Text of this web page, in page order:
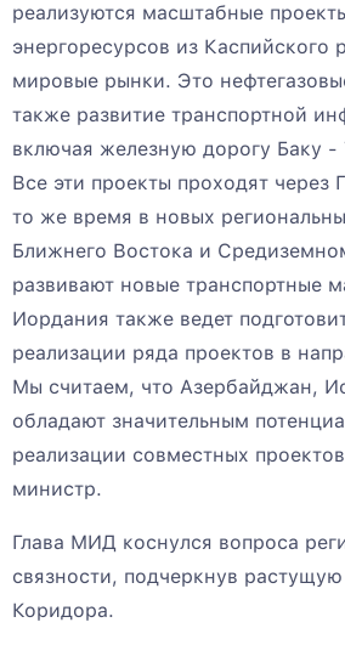
реализуются масштабные
энергоресурсов из Каспийского
мировые рынки. Это
также развитие транспортной
включая железную дорогу Баку
Все эти проекты проходят
то же время в новых
Ближнего Востока и
развивают новые транспортные
Иордания также ведет
реализации ряда проектов в
Мы считаем, что Азербайджан,
обладают значительным
реализации совместных
министр.
Глава МИД коснулся вопроса
связности, подчеркнув
Коридора.